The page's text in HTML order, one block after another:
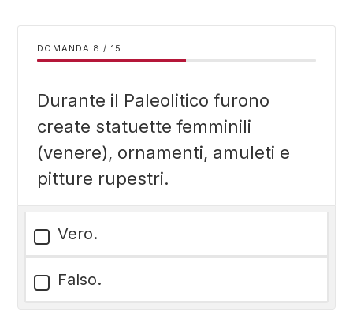
DOMANDA / 15
Durante il Paleolitico furono
create statuette femminili
(venere), ornamenti, amuleti e
pitture rupestri.
Vero.
Falso.